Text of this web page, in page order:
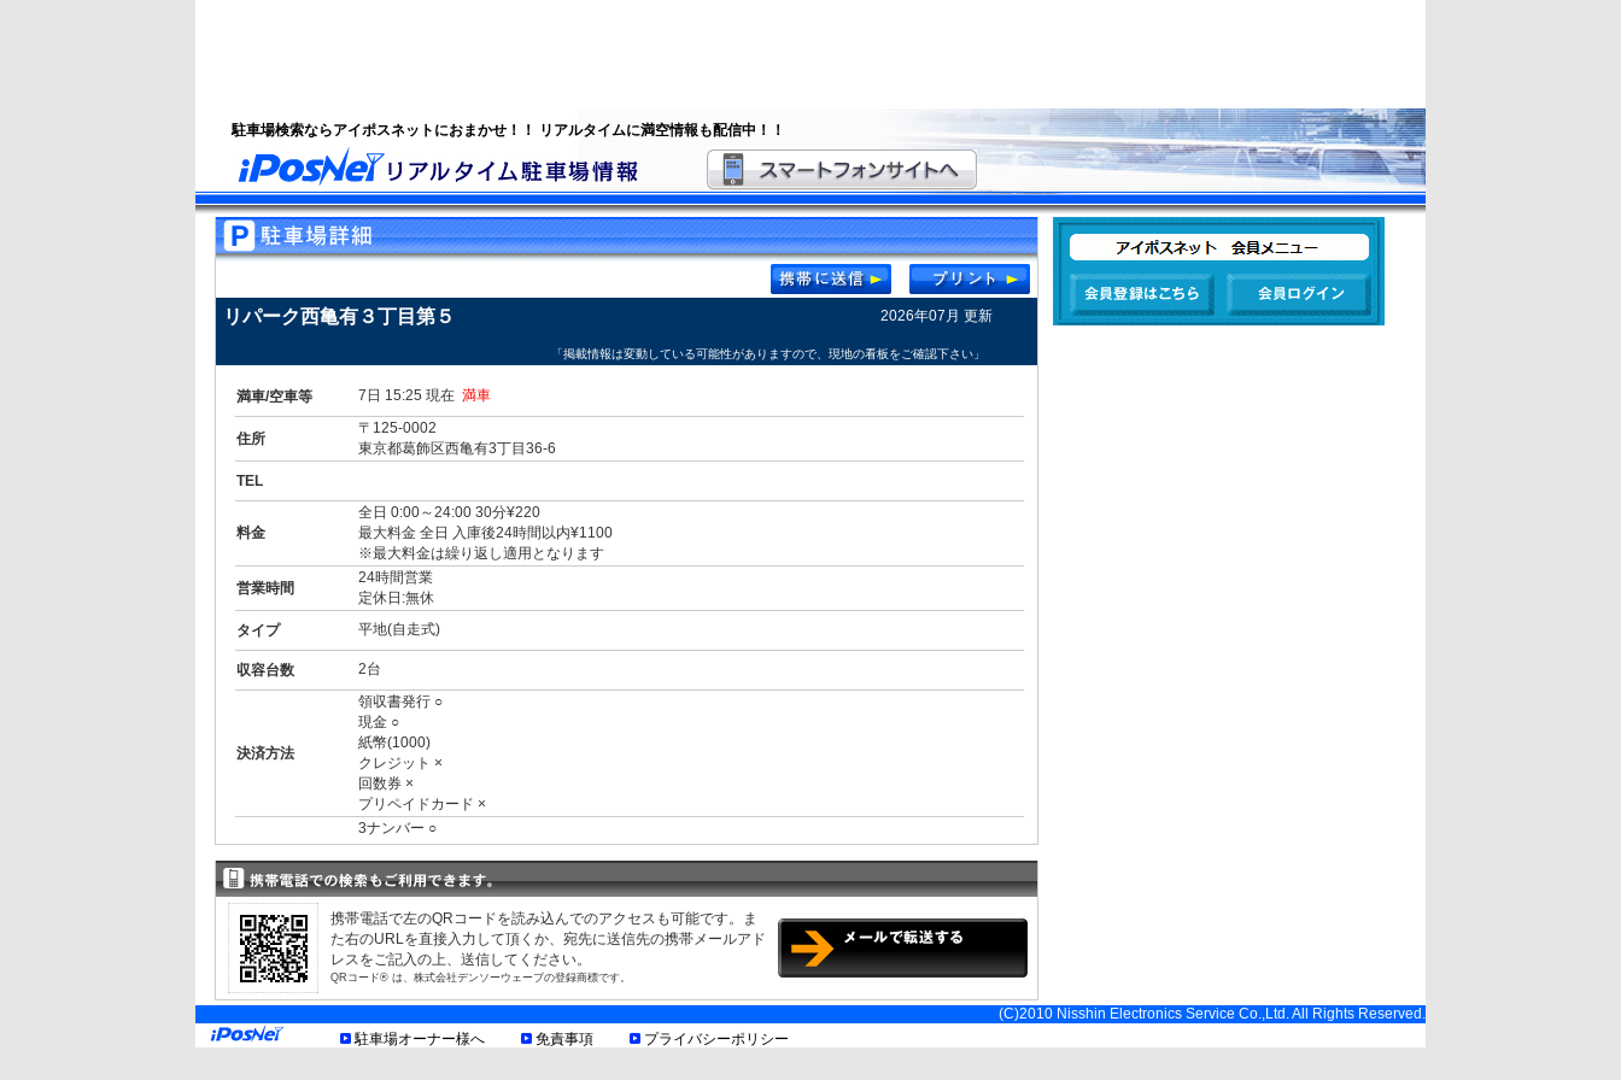
駐車場検索ならアイポスネットにおまかせ！！ リアルタイムに満空情報も配信中！！
リパーク西亀有３丁目第５ 2026年07月 更新
「掲載情報は変動している可能性がありますので、現地の看板をご確認下さい」
満車/空車等 7日 15:25 現在 満車
住所
〒125-0002
東京都葛飾区西亀有3丁目36-6
TEL
料金
全日 0:00～24:00 30分¥220
最大料金 全日 入庫後24時間以内¥1100
※最大料金は繰り返し適用となります
営業時間
24時間営業
定休日:無休
タイプ
平地(自走式)
収容台数 2台
決済方法
領収書発行 ○
現金 ○
紙幣(1000)
クレジット ×
回数券 ×
プリペイドカード ×
制限事項
3ナンバー ○
RV ○
1BOX ○
外車 ○
幅 1.90m まで
長 5.00m まで
重量 2.00t まで
最低地上高15cm
携帯電話で左のQRコードを読み込んでのアクセスも可能です。ま
た右のURLを直接入力して頂くか、宛先に送信先の携帯メールアド
レスをご記入の上、送信してください。
QRコード® は、株式会社デンソーウェーブの登録商標です。
(C)2010 Nisshin Electronics Service Co.,Ltd. All Rights Reserved.
駐車場オーナー様へ
免責事項 プライバシーポリシー